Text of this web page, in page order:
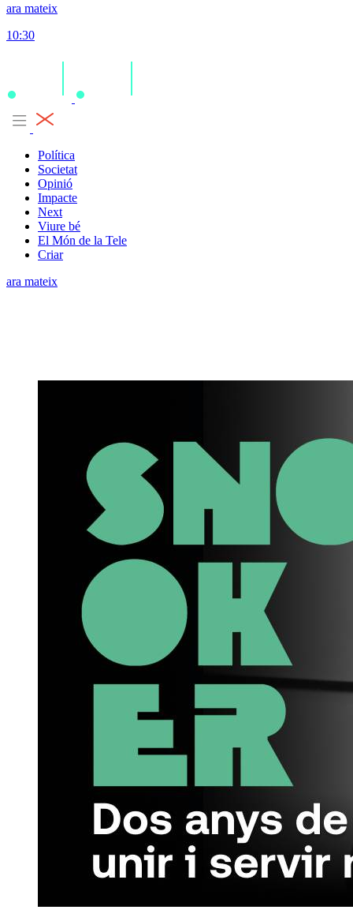
ara mateix
10:30
Política
Societat
Opinió
Impacte
Next
Viure bé
El Món de la Tele
Criar
ara mateix